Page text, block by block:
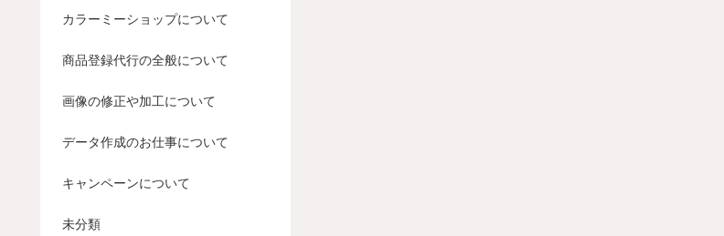
カラーミーショップについて
商品登録代行の全般について
画像の修正や加工について
データ作成のお仕事について
キャンペーンについて
未分類